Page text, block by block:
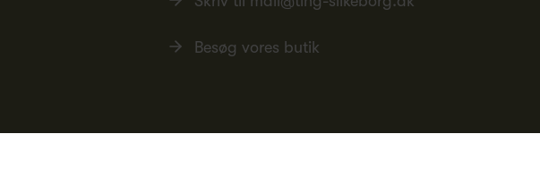
Besøg vores butik